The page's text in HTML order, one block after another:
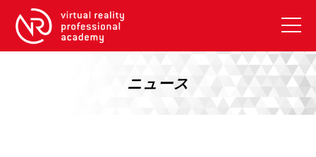
VRアカデミーとは
ニュース